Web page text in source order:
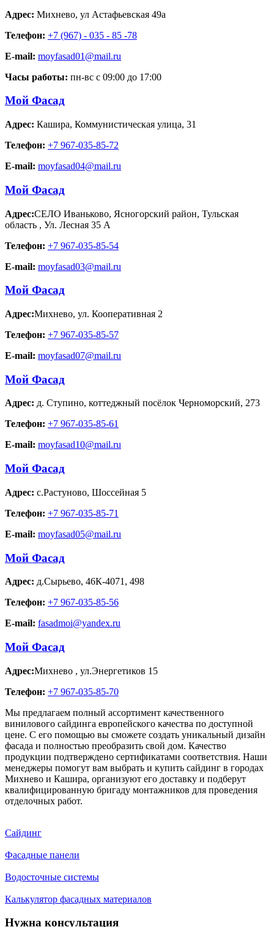
Адрес: Михнево, ул Астафьевская 49а
Телефон: +7 (967) - 035 - 85 -78
E-mail: moyfasad01@mail.ru
Часы работы: пн-вс с 09:00 до 17:00
Мой Фасад
Адрес: Кашира, Коммунистическая улица, 31
Телефон: +7 967-035-85-72
E-mail: moyfasad04@mail.ru
Мой Фасад
Адрес:СЕЛО Иваньково, Ясногорский район, Тульская
область , Ул. Лесная 35 А
Телефон: +7 967-035-85-54
E-mail: moyfasad03@mail.ru
Мой Фасад
Адрес:Михнево, ул. Кооперативная 2
Телефон: +7 967-035-85-57
E-mail: moyfasad07@mail.ru
Мой Фасад
Адрес: д. Ступино, коттеджный посёлок Черноморский, 273
Телефон: +7 967-035-85-61
E-mail: moyfasad10@mail.ru
Мой Фасад
Адрес: с.Растуново, Шоссейная 5
Телефон: +7 967-035-85-71
E-mail: moyfasad05@mail.ru
Мой Фасад
Адрес: д.Сырьево, 46К-4071, 498
Телефон: +7 967-035-85-56
E-mail: fasadmoi@yandex.ru
Мой Фасад
Адрес:Михнево , ул.Энергетиков 15
Телефон: +7 967-035-85-70
Мы предлагаем полный ассортимент качественного
винилового сайдинга европейского качества по доступной
цене. С его помощью вы сможете создать уникальный дизайн
фасада и полностью преобразить свой дом. Качество
продукции подтверждено сертификатами соответствия. Наши
менеджеры помогут вам выбрать и купить сайдинг в городах
Михнево и Кашира, организуют его доставку и подберут
квалифицированную бригаду монтажников для проведения
отделочных работ.
Сайдинг
Фасадные панели
Водосточные системы
Калькулятор фасадных материалов
Нужна консультация